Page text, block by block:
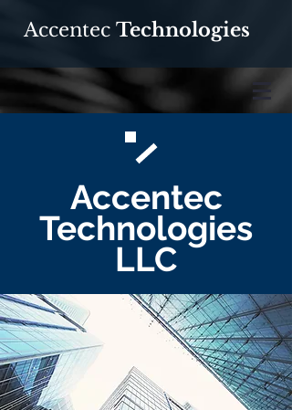
Accentec Technologies
Accentec
Technologies
LLC